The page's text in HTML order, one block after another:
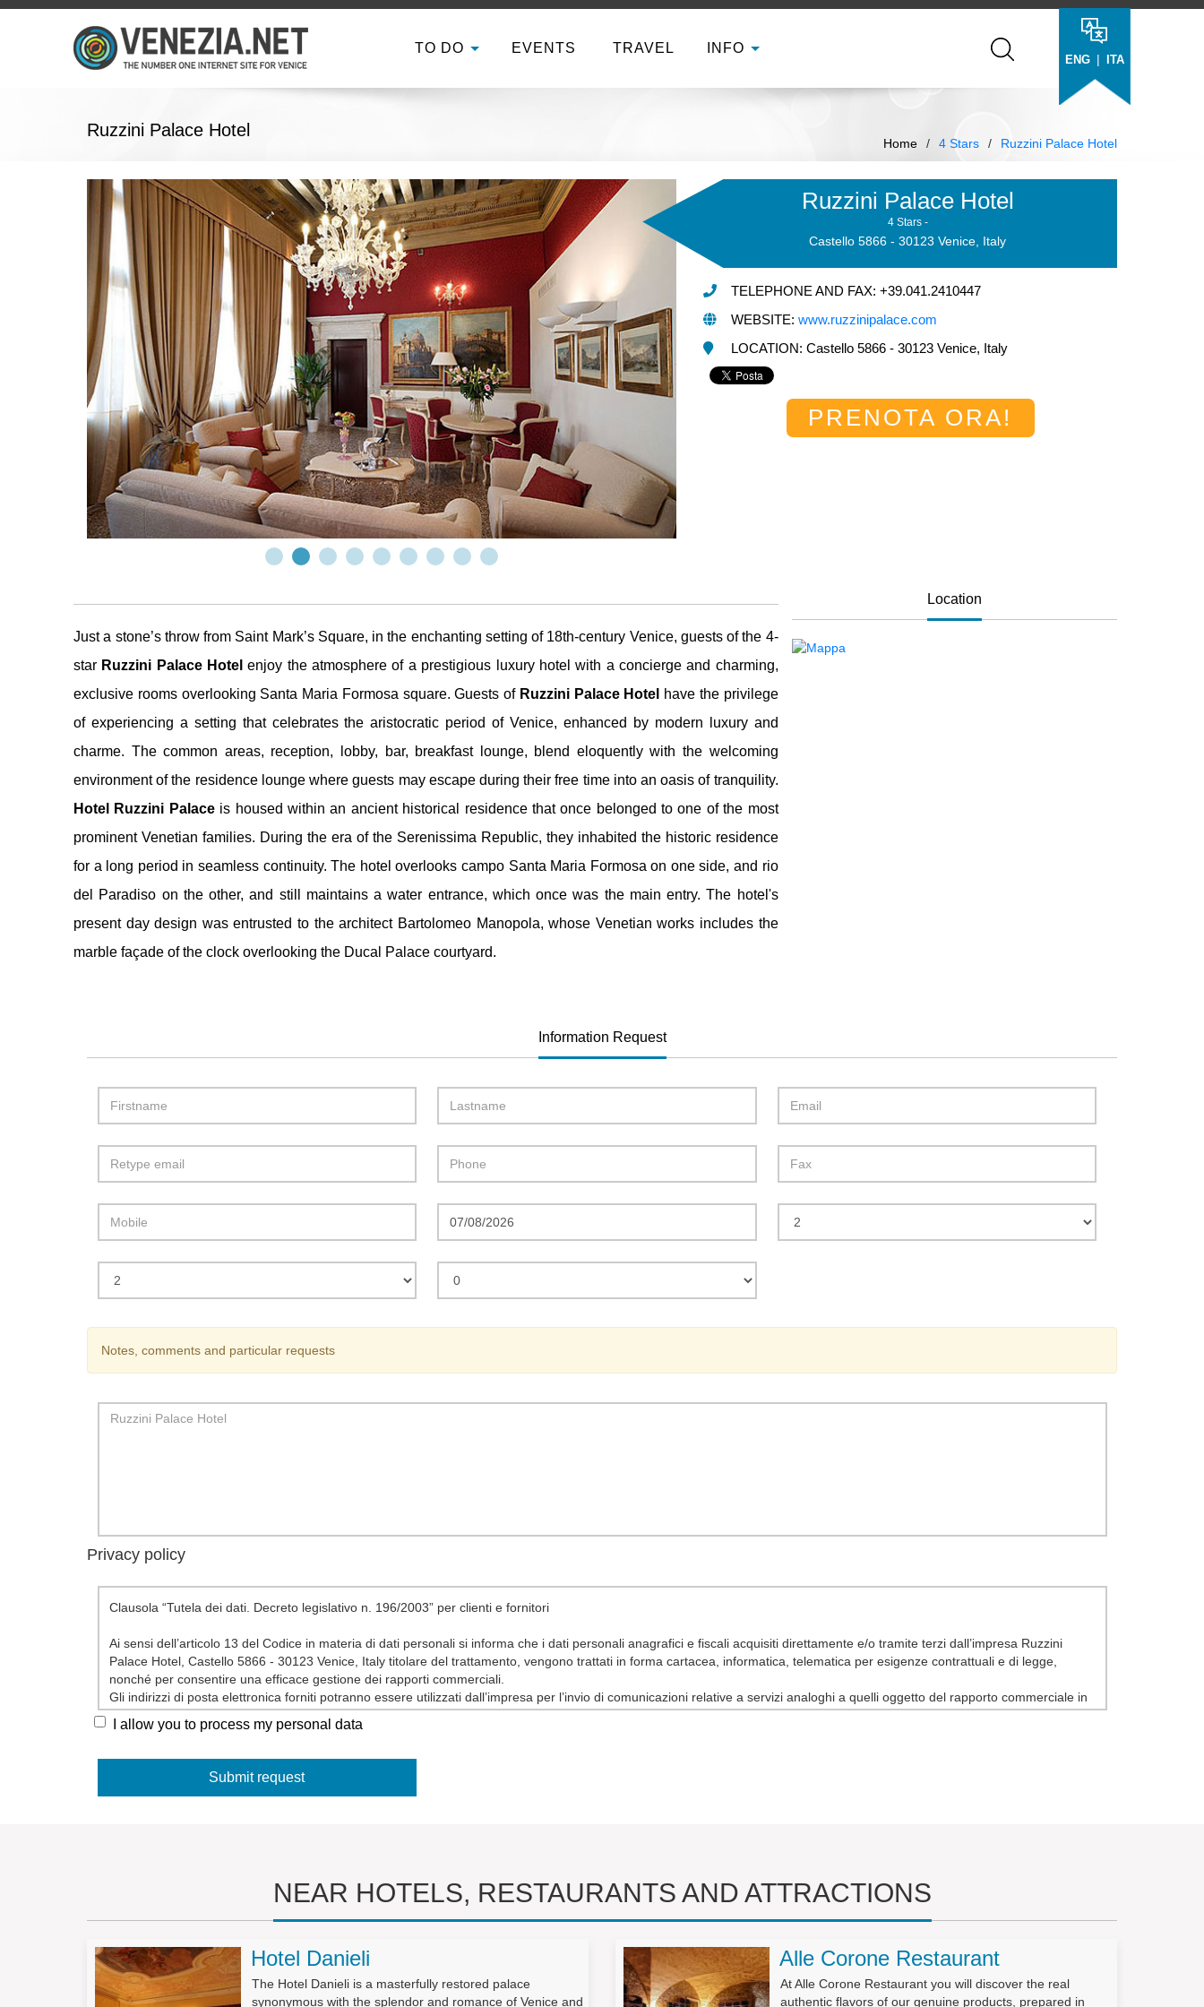
TO DO EVENTS TRAVEL INFO
ENG | ITA
Ruzzini Palace Hotel
Home / 4 Stars / Ruzzini Palace Hotel
Ruzzini Palace Hotel
4 Stars -
Castello 5866 - 30123 Venice, Italy
TELEPHONE AND FAX: +39.041.2410447
WEBSITE:www.ruzzinipalace.com
LOCATION: Castello 5866 - 30123 Venice, Italy
PRENOTA ORA!
Just a stone’s throw from Saint Mark’s Square, in the enchanting setting of 18th-century Venice, guests of the 4-
star Ruzzini Palace Hotel enjoy the atmosphere of a prestigious luxury hotel with a concierge and charming,
exclusive rooms overlooking Santa Maria Formosa square. Guests of Ruzzini Palace Hotel
have the privilege
of experiencing a setting that celebrates the aristocratic period of Venice, enhanced by modern luxury and
charme. The common areas, reception, lobby, bar, breakfast lounge, blend eloquently with the welcoming
environment of the residence lounge where guests may escape during their free time into an oasis of tranquility.
Hotel Ruzzini Palaceis housed within an ancient historical residence that once belonged to one of the most
prominent Venetian families. During the era of the Serenissima Republic, they inhabited the historic residence
for a long period in seamless continuity. The hotel overlooks campo Santa Maria Formosa on one side, and rio
del Paradiso on the other, and still maintains a water entrance, which once was the main entry. The hotel's
present day design was entrusted to the architect Bartolomeo Manopola, whose Venetian works includes the
marble façade of the clock overlooking the Ducal Palace courtyard.
Location
Information Request
Notes, comments and particular requests
Privacy policy
Clausola “Tutela dei dati. Decreto legislativo n. 196/2003” per clienti e fornitori
Ai sensi dell’articolo 13 del Codice in materia di dati personali si informa che i dati personali anagrafici e fiscali acquisiti direttamente e/o tramite terzi dall’impresa Ruzzini
Palace Hotel, Castello 5866 - 30123 Venice, Italy titolare del trattamento, vengono trattati in forma cartacea, informatica, telematica per esigenze contrattuali e di legge,
nonché per consentire una efficace gestione dei rapporti commerciali.
Gli indirizzi di posta elettronica forniti potranno essere utilizzati dall’impresa per l’invio di comunicazioni relative a servizi analoghi a quelli oggetto del rapporto commerciale in
essere e per operazioni di marketing, pubblicitarie e promozionali e non saranno trasferiti a terzi.
Il mancato conferimento dei dati, ove non obbligatorio, verrà valutato di volta in volta dall’azienda titolare del trattamento e determinerà le conseguenti decisioni rapportate
I dati potranno essere conosciuti solo dal nostro personale aziendale.
I dati non saranno oggetto di diffusione.
1. L’interessato ha diritto di ottenere la conferma dell’esistenza o meno di dati personali che lo riguardano, anche se non ancora registrati, e la loro comunicazione in forma
2. L’interessato ha diritto di ottenere l’indicazione:
a) dell’origine dei dati personali;
b) delle finalità e modalità del trattamento;
c) della logica applicata in caso di trattamento effettuato con l’ausilio di strumenti elettronici;
I allow you to process my personal data
NEAR HOTELS, RESTAURANTS AND ATTRACTIONS
Hotel Danieli
The Hotel Danieli is a masterfully restored palace
synonymous with the splendor and romance of Venice and
Alle Corone Restaurant
At Alle Corone Restaurant you will discover the real
authentic flavors of our genuine products, prepared in